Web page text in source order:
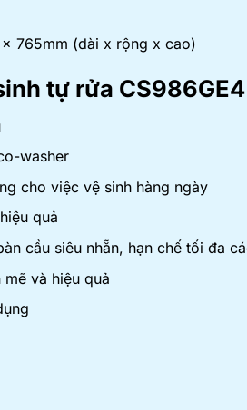
765mm (dài x rộng x cao)
tự rửa CS986GE4
washer
cho việc vệ sinh hàng ngày
quả
cầu siêu nhẵn, hạn chế tối đa
và hiệu quả